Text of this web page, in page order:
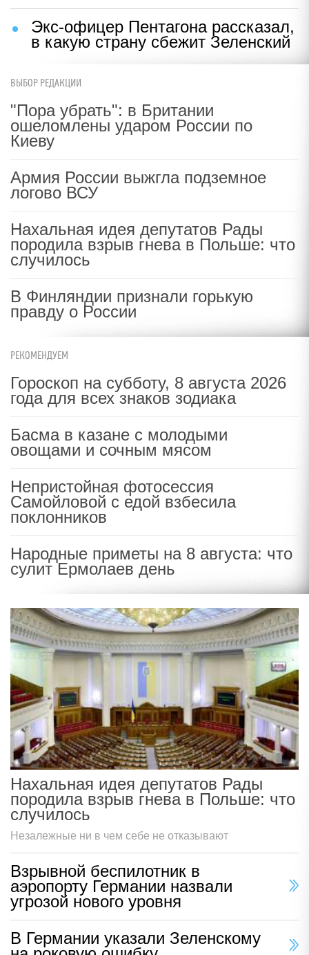
Экс-офицер Пентагона рассказал,
в какую страну сбежит Зеленский
ВЫБОР РЕДАКЦИИ
"Пора убрать": в Британии
ошеломлены ударом России по
Киеву
Армия России выжгла подземное
логово ВСУ
Нахальная идея депутатов Рады
породила взрыв гнева в Польше: что
случилось
В Финляндии признали горькую
правду о России
РЕКОМЕНДУЕМ
Гороскоп на субботу, 8 августа 2026
года для всех знаков зодиака
Басма в казане с молодыми
овощами и сочным мясом
Непристойная фотосессия
Самойловой с едой взбесила
поклонников
Народные приметы на 8 августа: что
сулит Ермолаев день
Нахальная идея депутатов Рады
породила взрыв гнева в Польше: что
случилось
Незалежные ни в чем себе не отказывают
Взрывной беспилотник в
аэропорту Германии назвали
угрозой нового уровня
В Германии указали Зеленскому